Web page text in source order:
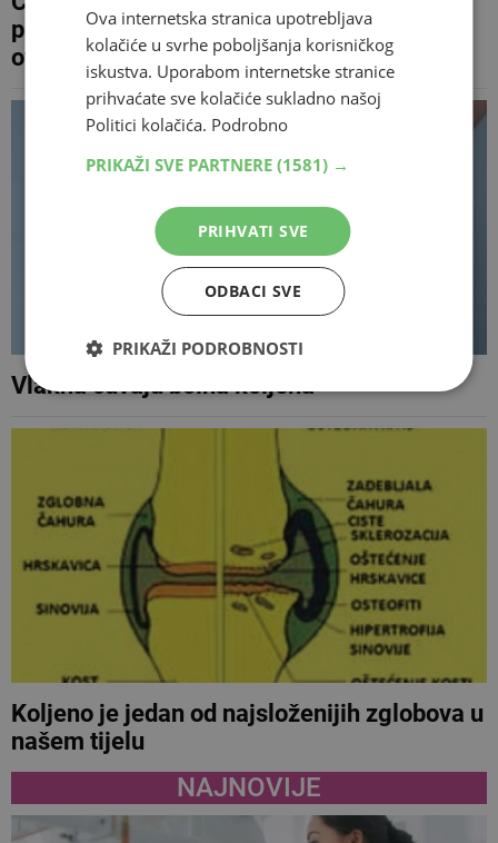
proces oporavka, sezona je za njega
otpisana
Vlakna čuvaju bolna koljena
Koljeno je jedan od najsloženijih zglobova u
našem tijelu
NAJNOVIJE
Ova internetska stranica upotrebljava
kolačiće u svrhe poboljšanja korisničkog
iskustva. Uporabom internetske stranice
prihvaćate sve kolačiće sukladno našoj
Politici kolačića. Podrobno
PRIKAŽI SVE PARTNERE (1581) →
PRIHVATI SVE
ODBACI SVE
PRIKAŽI PODROBNOSTI